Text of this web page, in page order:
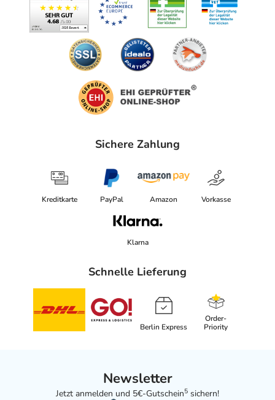
Sichere Zahlung
Kreditkarte PayPal Amazon Vorkasse
Klarna
Schnelle Lieferung
Berlin Express
Order-
Priority
Newsletter
Jetzt anmelden und 5€-Gutschein5 sichern!